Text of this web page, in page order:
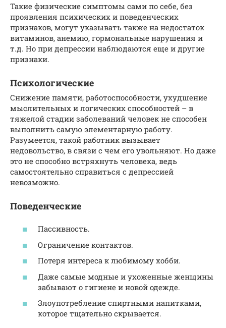
Такие физические симптомы сами по себе, без
проявления психических и поведенческих
признаков, могут указывать также на недостаток
витаминов, анемию, гормональные нарушения и
т.д. Но при депрессии наблюдаются еще и другие
признаки.
Психологические
Снижение памяти, работоспособности, ухудшение
мыслительных и логических способностей – в
тяжелой стадии заболеваний человек не способен
выполнить самую элементарную работу.
Разумеется, такой работник вызывает
недовольство, в связи с чем его увольняют. Но даже
это не способно встряхнуть человека, ведь
самостоятельно справиться с депрессией
невозможно.
Поведенческие
Пассивность.
Ограничение контактов.
Потеря интереса к любимому хобби.
Даже самые модные и ухоженные женщины
забывают о гигиене и новой одежде.
Злоупотребление спиртными напитками,
которое тщательно скрывается.